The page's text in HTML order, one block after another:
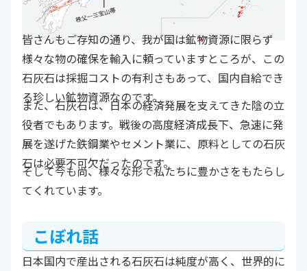
皆さんもご存知の通り、我が国は鉱物資源に限らず
様々な物の確保を輸入に頼っていますところが、この
石灰石は採掘コストの有利さもあって、国内自給でき
る珍しい鉱物資源なのです。
また、石灰石は、日本の経済発展を支えてきた陰の立
役者でもあります。戦後の高度経済成長下、急速に発
展を遂げた鉄鋼業やセメント業に、原料としての石灰
石は必要不可欠だったのです。
そして今も尚、様々な形で私たちに豊かさをもたらし
てくれています。
こぼれ話
日本国内で産出される石灰石は純度が高く、世界的に